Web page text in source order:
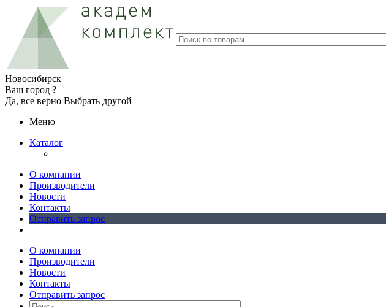
Новосибирск
Ваш город ?
Да, все верно Выбрать другой
Меню
Каталог
О компании
Производители
Новости
Контакты
Отправить запрос
О компании
Производители
Новости
Контакты
Отправить запрос